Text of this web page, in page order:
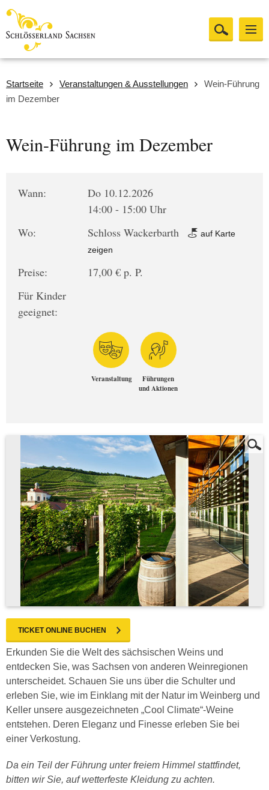
Startseite Veranstaltungen & Ausstellungen
Wein-Führung
im Dezember
Wein-Führung im Dezember
Wann:
Do 10.12.2026
14:00 - 15:00 Uhr
Wo:
Schloss Wackerbarth
auf Karte
zeigen
Preise:
17,00 € p. P.
Für Kinder
geeignet:
Veranstaltung
Führungen
und Aktionen
TICKET ONLINE BUCHEN
Erkunden Sie die Welt des sächsischen Weins und
entdecken Sie, was Sachsen von anderen Weinregionen
unterscheidet. Schauen Sie uns über die Schulter und
erleben Sie, wie im Einklang mit der Natur im Weinberg und
Keller unsere ausgezeichneten „Cool Climate“-Weine
entstehen. Deren Eleganz und Finesse erleben Sie bei
einer Verkostung.
Da ein Teil der Führung unter freiem Himmel stattfindet,
bitten wir Sie, auf wetterfeste Kleidung zu achten.